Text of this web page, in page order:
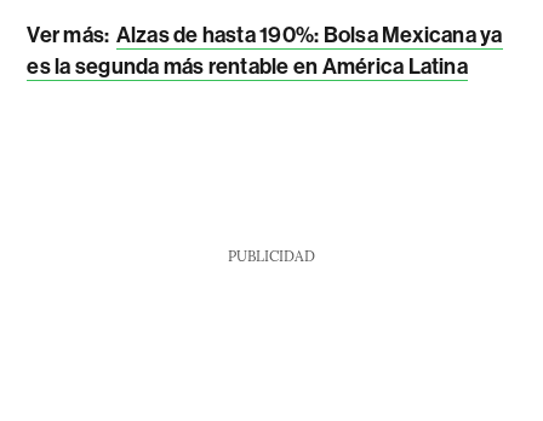
Ver más: Alzas de hasta 190%: Bolsa Mexicana ya
es la segunda más rentable en América Latina
PUBLICIDAD